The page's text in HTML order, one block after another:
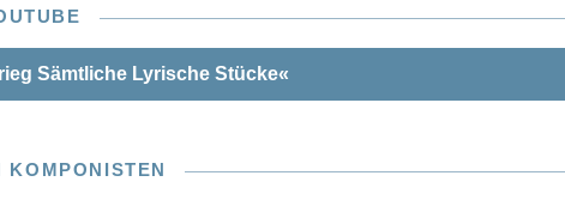
Sämtliche Lyrische Stücke«
KOMPONISTEN